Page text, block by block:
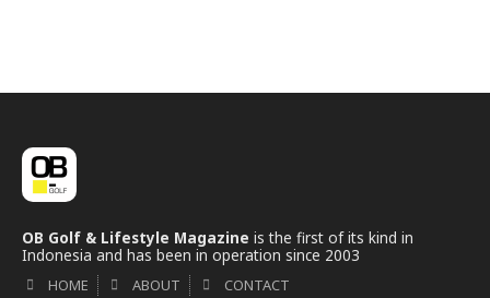
OB Golf & Lifestyle Magazine is the first of its kind in
Indonesia and has been in operation since 2003
HOME ABOUT CONTACT